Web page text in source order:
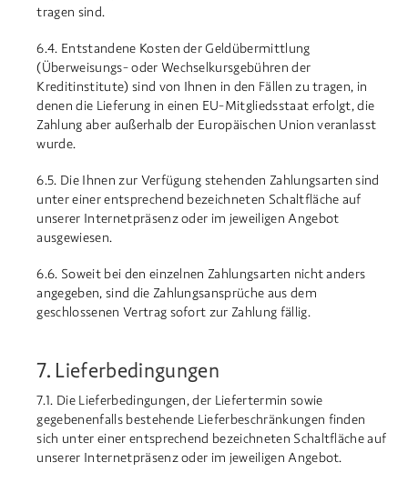
tragen sind.
6.4. Entstandene Kosten der Geldübermittlung
(Überweisungs- oder Wechselkursgebühren der
Kreditinstitute) sind von Ihnen in den Fällen zu tragen, in
denen die Lieferung in einen EU-Mitgliedsstaat erfolgt, die
Zahlung aber außerhalb der Europäischen Union veranlasst
wurde.
6.5. Die Ihnen zur Verfügung stehenden Zahlungsarten sind
unter einer entsprechend bezeichneten Schaltfläche auf
unserer Internetpräsenz oder im jeweiligen Angebot
ausgewiesen.
6.6. Soweit bei den einzelnen Zahlungsarten nicht anders
angegeben, sind die Zahlungsansprüche aus dem
geschlossenen Vertrag sofort zur Zahlung fällig.
7. Lieferbedingungen
7.1. Die Lieferbedingungen, der Liefertermin sowie
gegebenenfalls bestehende Lieferbeschränkungen finden
sich unter einer entsprechend bezeichneten Schaltfläche auf
unserer Internetpräsenz oder im jeweiligen Angebot.